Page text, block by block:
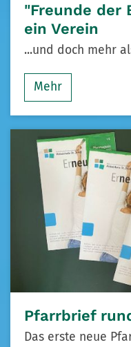
"Freunde der
ein Verein
...und doch mehr
Mehr
Pfarrbrief
Das erste neue